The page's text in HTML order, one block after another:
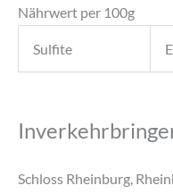
Nährwert per 100g
Sulfite
Schloss Rheinburg,